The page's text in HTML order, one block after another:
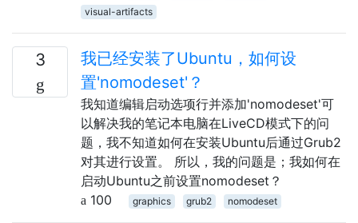
visual-artifacts
3
我已经安装了Ubuntu，如何设
置'nomodeset'？
我知道编辑启动选项行并添加'nomodeset'可
以解决我的笔记本电脑在LiveCD模式下的问
题，我不知道如何在安装Ubuntu后通过Grub2
对其进行设置。 所以，我的问题是；我如何在
启动Ubuntu之前设置nomodeset？
100
graphics grub2 nomodeset